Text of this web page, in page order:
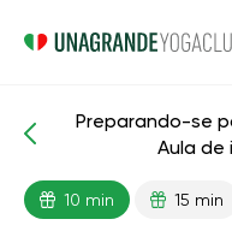
Aulas prontas
Preparando-se
Aula de
10 min 15 min